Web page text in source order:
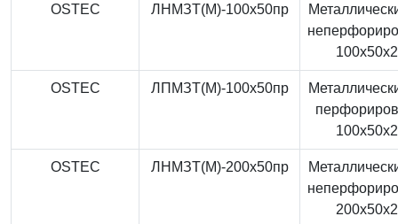
OSTEC ЛНМЗТ(М)-100x50пр
OSTEC ЛПМЗТ(М)-100x50пр
OSTEC ЛНМЗТ(М)-200x50пр